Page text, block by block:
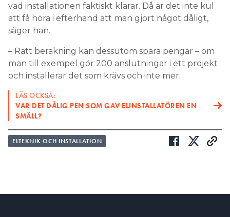
vad installationen faktiskt klarar. Då är det inte kul
att få höra i efterhand att man gjort något dåligt,
säger han.
– Rätt beräkning kan dessutom spara pengar – om
man till exempel gör 200 anslutningar i ett projekt
och installerar det som krävs och inte mer.
LÄS OCKSÅ:
VAR DET DÅLIG PEN SOM GAV ELINSTALLATÖREN EN
SMÄLL?
ELTEKNIK OCH INSTALLATION